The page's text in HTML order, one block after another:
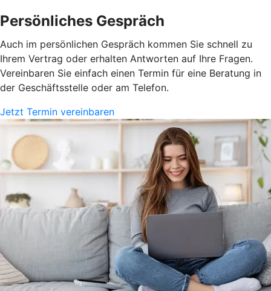
Persönliches Gespräch
Auch im persönlichen Gespräch kommen Sie schnell zu
Ihrem Vertrag oder erhalten Antworten auf Ihre Fragen.
Vereinbaren Sie einfach einen Termin für eine Beratung in
der Geschäftsstelle oder am Telefon.
Jetzt Termin vereinbaren